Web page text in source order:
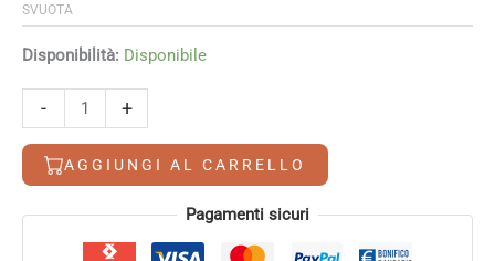
SVUOTA
Disponibilità: Disponibile
-
it
up
quantità
+
AGGIUNGI AL CARRELLO
Alternative: Pagamenti sicuri